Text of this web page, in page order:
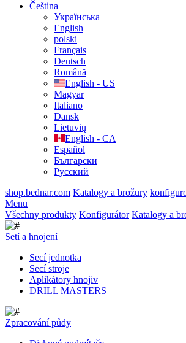
Čeština
Українська
English
polski
Français
Deutsch
Română
English - US
Magyar
Italiano
Dansk
Lietuvių
English - CA
Español
Български
Русский
shop.bednar.com Katalogy a brožury
Menu
Všechny produkty Konfigurátor Katalogy a
Setí a hnojení
Secí jednotka
Secí stroje
Aplikátory hnojiv
DRILL MASTERS
Zpracování půdy